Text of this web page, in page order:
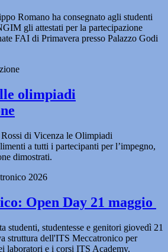
Romano ha consegnato agli studenti
gli attestati per la partecipazione
FAI di Primavera presso Palazzo Godi
olimpiadi
di Vicenza le Olimpiadi
a tutti i partecipanti per l’impegno,
dimostrati.
Open Day 21 maggio
studenti, studentesse e genitori giovedì 21
struttura dell'ITS Meccatronico per
laboratori e i corsi ITS Academy.